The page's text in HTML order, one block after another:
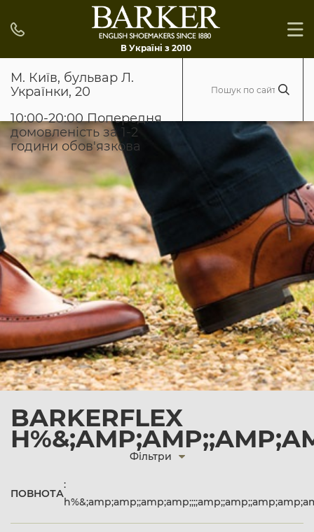
В Україні з 2010
М. Київ, бульвар Л.
Українки, 20
10:00-20:00 Попередня
домовленість за 1-2
години обов'язкова
BARKERFLEX
Фільтри
ПОВНОТА
: